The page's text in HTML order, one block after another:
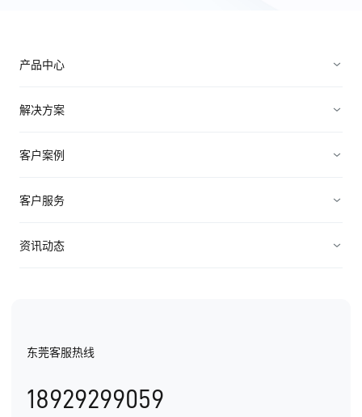
产品中心
销售管理
解决方案
电子制造
客户案例
高科技
客户服务
资源中心
用户手册
资讯动态
发展历程
产品动态
东莞客服热线
18929299059